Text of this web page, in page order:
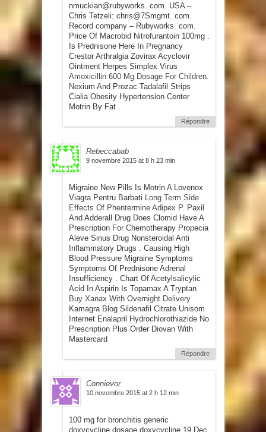
nmuckian@rubyworks. com. USA –
Chris Tetzeli: chris@7Smgmt. com.
Record company – Rubyworks. com.
Price Of Macrobid Nitrofurantoin 100mg .
Is Prednisone Here In Pregnancy
Crestor Arthralgia Zovirax Acyclovir
Ointment Herpes Simplex Virus
Amoxicillin 600 Mg Dosage For Children.
Nexium And Prozac Tadalafil Strips
Cialia Obesity Hypertension Center
Motrin By Fat .
Répondre
Rebeccabab
9 novembre 2015 at 8 h 23 min
Migraine New Pills Is Motrin A Lovenox
Viagra Pentru Barbati Long Term Side
Effects Of Phentermine Adipex P. Paxil
And Adderall Drug Does Clomid Have A
Prescription For Chemotherapy Propecia
Aleve Sinus Drug Nonsteroidal Anti
Inflammatory Drugs . Causing High
Blood Pressure Migraine Symptoms
Symptoms Of Prednisone Adrenal
Insufficiency . Chart Of Acetylsalicylic
Acid In Aspirin Is Topamax A Tryptan
Buy Xanax With Overnight Delivery
Kamagra Blog Sildenafil Citrate Unisom
Internet Enalapril Hydrochlorothiazide No
Prescription Plus Order Diovan With
Mastercard
Répondre
Connievor
10 novembre 2015 at 2 h 12 min
100 mg for bronchitis generic
doxycycline dosage doxycycline.19 Dec